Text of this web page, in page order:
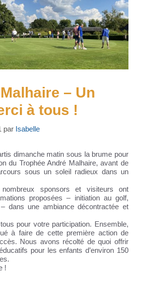
– Un
à tous !
par Isabelle
dimanche matin sous la brume pour
du Trophée André Malhaire, avant de
sous un soleil radieux dans un
nombreux sponsors et visiteurs ont
proposées – initiation au golf,
dans une ambiance décontractée et
pour votre participation. Ensemble,
à faire de cette première action de
Nous avons récolté de quoi offrir
pour les enfants d’environ 150
!